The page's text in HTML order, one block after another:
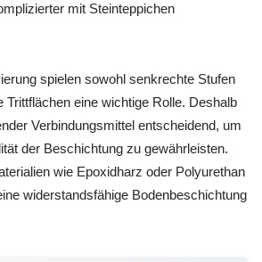
mit Steinteppichen
spielen sowohl senkrechte Stufen
Trittflächen eine wichtige Rolle. Deshalb
Verbindungsmittel entscheidend, um
der Beschichtung zu gewährleisten.
wie Epoxidharz oder Polyurethan
widerstandsfähige Bodenbeschichtung